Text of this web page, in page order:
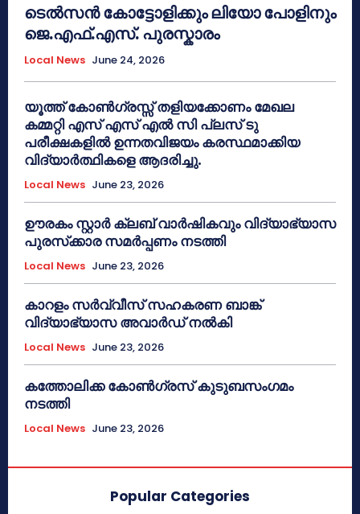
ടെൽസൻ കോട്ടോളിക്കും ലിയോ പോളിനും
ജെ.എഫ്.എസ്. പുരസ്കാരം
Local News June 24, 2026
യൂത്ത് കോൺഗ്രസ്സ് തളിയക്കോണം മേഖല
കമ്മറ്റി എസ് എസ് എൽ സി പ്ലസ് ടു
പരീക്ഷകളിൽ ഉന്നതവിജയം കരസ്ഥമാക്കിയ
വിദ്യാർത്ഥികളെ ആദരിച്ചു.
Local News June 23, 2026
ഊരകം സ്റ്റാർ ക്ലബ് വാർഷികവും വിദ്യാഭ്യാസ
പുരസ്‌ക്കാര സമർപ്പണം നടത്തി
Local News June 23, 2026
കാറളം സർവ്വീസ് സഹകരണ ബാങ്ക്
വിദ്യാഭ്യാസ അവാർഡ് നൽകി
Local News June 23, 2026
കത്തോലിക്ക കോൺഗ്രസ് കുടുബസംഗമം
നടത്തി
Local News June 23, 2026
Popular Categories